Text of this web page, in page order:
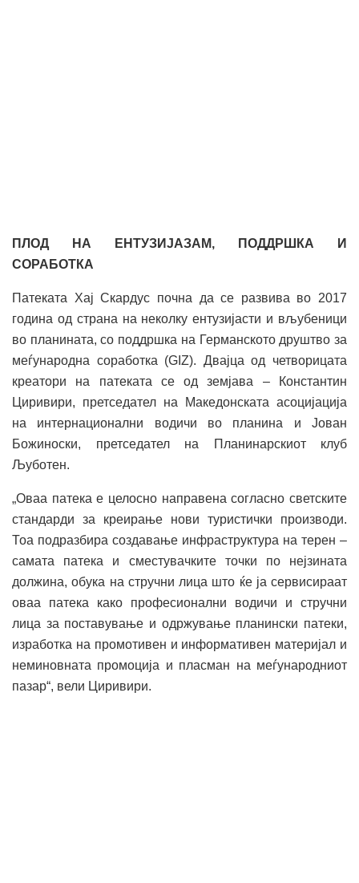
ПЛОД НА ЕНТУЗИЈАЗАМ, ПОДДРШКА И
СОРАБОТКА
Патеката Хај Скардус почна да се развива во 2017
година од страна на неколку ентузијасти и вљубеници
во планината, со поддршка на Германското друштво за
меѓународна соработка (GIZ). Двајца од четворицата
креатори на патеката се од земјава – Константин
Циривири, претседател на Македонската асоцијација
на интернационални водичи во планина и Јован
Божиноски, претседател на Планинарскиот клуб
Љуботен.
„Оваа патека е целосно направена согласно светските
стандарди за креирање нови туристички производи.
Тоа подразбира создавање инфраструктура на терен –
самата патека и сместувачките точки по нејзината
должина, обука на стручни лица што ќе ја сервисираат
оваа патека како професионални водичи и стручни
лица за поставување и одржување планински патеки,
изработка на промотивен и информативен материјал и
неминовната промоција и пласман на меѓународниот
пазар“, вели Циривири.